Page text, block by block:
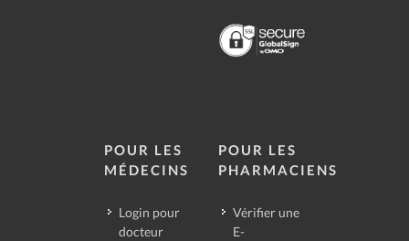
POUR LES
MÉDECINS
Login pour
docteur
POUR LES
PHARMACIENS
Vérifier une
E-